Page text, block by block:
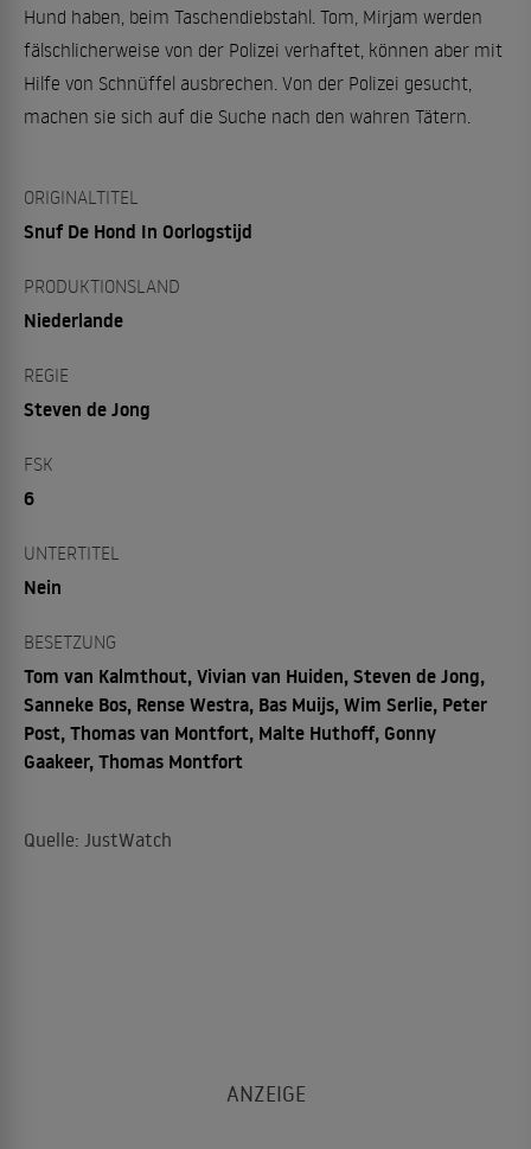
Hund haben, beim Taschendiebstahl. Tom, Mirjam werden
fälschlicherweise von der Polizei verhaftet, können aber mit
Hilfe von Schnüffel ausbrechen. Von der Polizei gesucht,
machen sie sich auf die Suche nach den wahren Tätern.
ORIGINALTITEL
Snuf De Hond In Oorlogstijd
PRODUKTIONSLAND
Niederlande
REGIE
Steven de Jong
FSK
6
UNTERTITEL
Nein
BESETZUNG
Tom van Kalmthout, Vivian van Huiden, Steven de Jong,
Sanneke Bos, Rense Westra, Bas Muijs, Wim Serlie, Peter
Post, Thomas van Montfort, Malte Huthoff, Gonny
Gaakeer, Thomas Montfort
Quelle: JustWatch